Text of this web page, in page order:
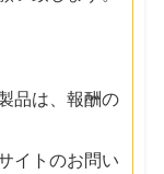
品は、報酬の
イトのお問い